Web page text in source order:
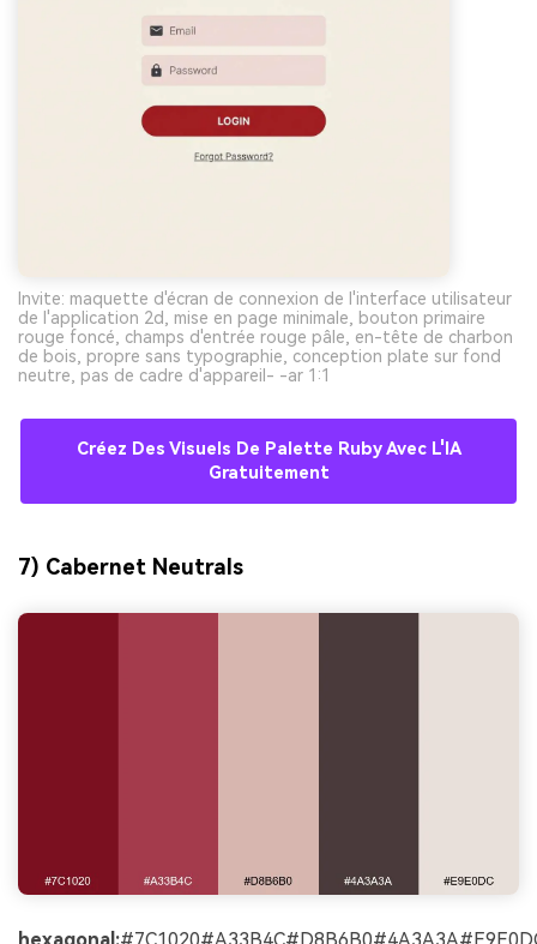
Invite: maquette d'écran de connexion de l'interface utilisateur
de l'application 2d, mise en page minimale, bouton primaire
rouge foncé, champs d'entrée rouge pâle, en-tête de charbon
de bois, propre sans typographie, conception plate sur fond
neutre, pas de cadre d'appareil- -ar 1:1
Créez Des Visuels De Palette Ruby Avec L'IA
Gratuitement
7) Cabernet Neutrals